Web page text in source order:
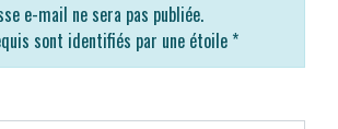
e-mail ne sera pas publiée.
sont identifiés par une étoile *